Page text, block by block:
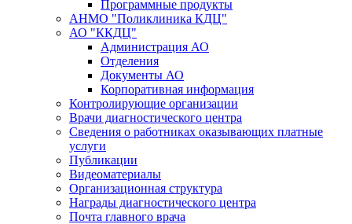
Программные продукты
АНМО "Поликлиника КДЦ"
АО "ККДЦ"
Администрация АО
Отделения
Документы АО
Корпоративная информация
Контролирующие организации
Врачи диагностического центра
Сведения о работниках оказывающих платные
услуги
Публикации
Видеоматериалы
Организационная структура
Награды диагностического центра
Почта главного врача